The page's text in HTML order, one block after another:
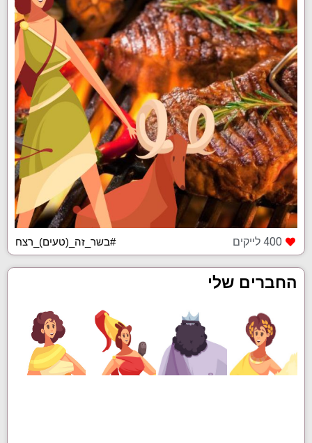
400 לייקים #בשר_זה_(טעים)_רצח
החברים שלי